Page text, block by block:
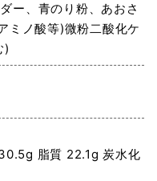
ー、青のり粉、あおさ
ミノ酸等)微粉二酸化ケ
)
脂質 22.1g 炭水化